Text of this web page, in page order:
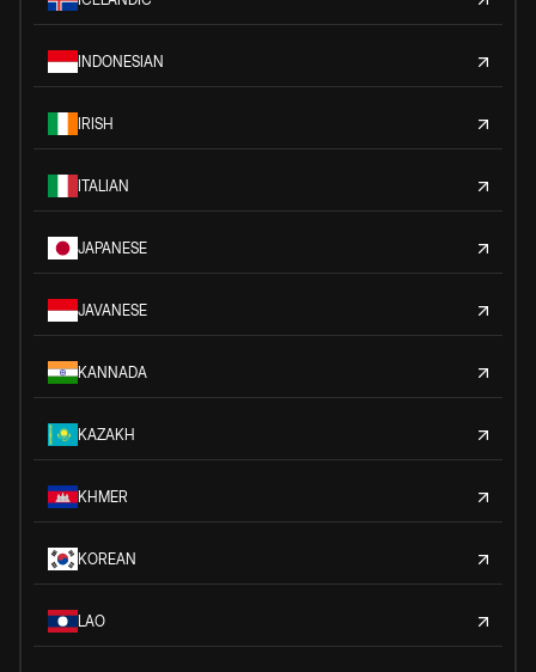
INDONESIAN
IRISH
ITALIAN
JAPANESE
JAVANESE
KANNADA
KAZAKH
KHMER
KOREAN
LAO